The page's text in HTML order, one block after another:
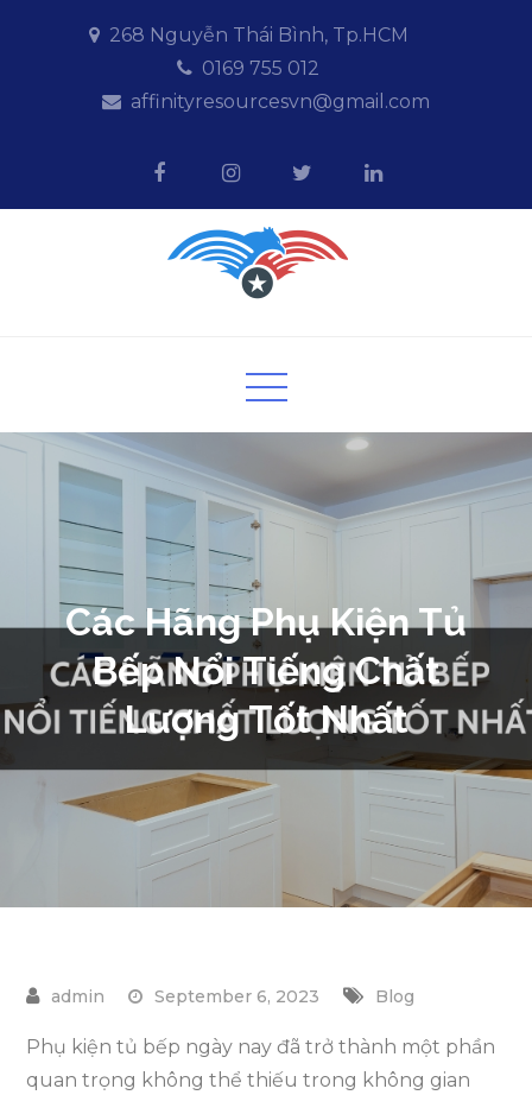
268 Nguyễn Thái Bình, Tp.HCM
0169 755 012
affinityresourcesvn@gmail.com
Các Hãng Phụ Kiện Tủ
Bếp Nổi Tiếng Chất
Lượng Tốt Nhất
September 6, 2023 Blog
Phụ kiện tủ bếp ngày nay đã trở thành một phần
quan trọng không thể thiếu trong không gian